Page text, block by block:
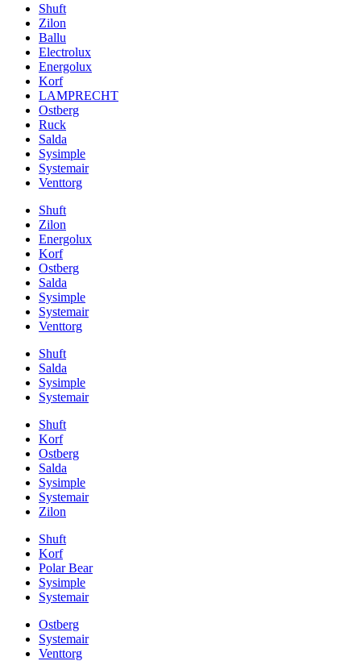
Shuft
Zilon
Ballu
Electrolux
Energolux
Korf
LAMPRECHT
Ostberg
Ruck
Salda
Sysimple
Systemair
Venttorg
Shuft
Zilon
Energolux
Korf
Ostberg
Salda
Sysimple
Systemair
Venttorg
Shuft
Salda
Sysimple
Systemair
Shuft
Korf
Ostberg
Salda
Sysimple
Systemair
Zilon
Shuft
Korf
Polar Bear
Sysimple
Systemair
Ostberg
Systemair
Venttorg